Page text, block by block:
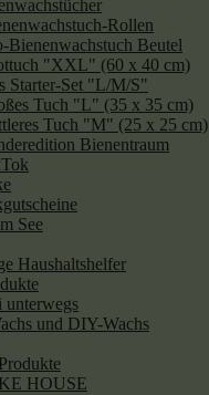
Rollen
Bienenwachstuch Beutel
"XXL" (60 x 40 cm)
Starter-Set "L/M/S"
Tuch "L" (35 x 35 cm)
Tuch "M" (25 x 25 cm)
Bienentraum
See
Haushaltshelfer
unterwegs
und DIY-Wachs
HOUSE